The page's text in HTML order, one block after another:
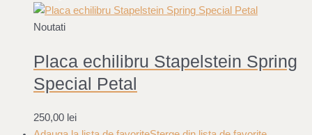
Noutati
Placa echilibru Stapelstein Spring
Special Petal
250,00 lei